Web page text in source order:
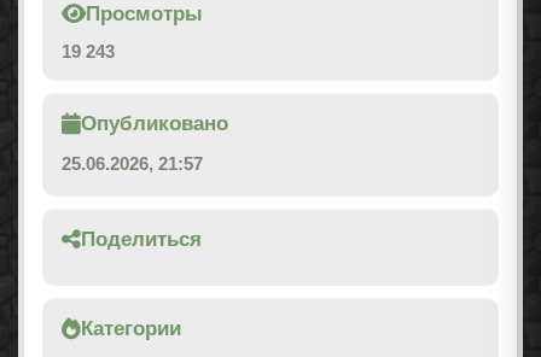
Просмотры
19 243
Опубликовано
25.06.2026, 21:57
Поделиться
Категории